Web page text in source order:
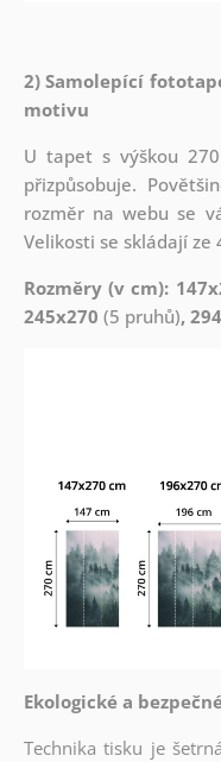
2) Samolepící
motivu
U tapet s výškou
přizpůsobuje.
rozměr na webu se
Velikosti se skládají ze
Rozměry (v cm):
245x270 (5 pruhů),
Ekologické a
Technika tisku je